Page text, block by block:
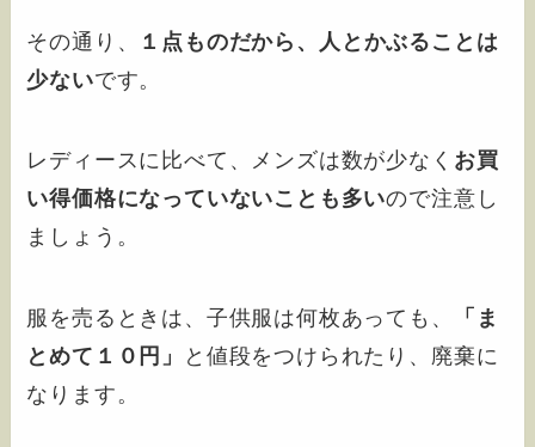
その通り、
１点ものだから、人とかぶることは
少ないです。
レディースに比べて、メンズは数が少なく お買
い得価格になっていないことも多いので注意し
ましょう。
服を売るときは、子供服は何枚あっても、
「ま
とめて１０円」
と値段をつけられたり、廃棄に
なります。